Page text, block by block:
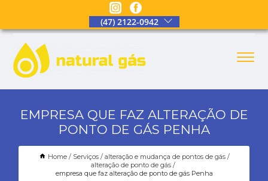
(47) 2122-0942
EMPRESA QUE FAZ ALTERAÇÃO DE
PONTO DE GÁS PENHA
Home Serviços
alteração e mudança de pontos de gás
alteração de ponto de gás
empresa que faz alteração de ponto de gás Penha